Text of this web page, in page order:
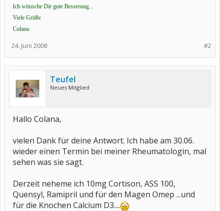
Ich wünsche Dir gute Besserung...
Viele Grüße
Colana
#2
24. Juni 2008
Teufel
Neues Mitglied
Hallo Colana,
vielen Dank für deine Antwort. Ich habe am 30.06.
wieder einen Termin bei meiner Rheumatologin, mal
sehen was sie sagt.
Derzeit neheme ich 10mg Cortison, ASS 100,
Quensyl, Ramipril und für den Magen Omep ...und
für die Knochen Calcium D3....